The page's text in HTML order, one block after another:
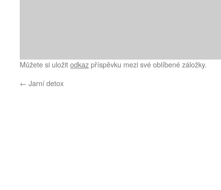
Můžete si uložitodkazpříspěvku mezi své oblíbené záložky.
← Jarní detox